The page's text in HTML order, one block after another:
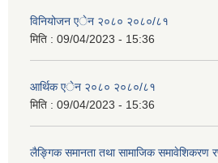
विनियोजन एेन २०८० २०८०/८१
मिति : 09/04/2023 - 15:36
आर्थिक एेन २०८० २०८०/८१
मिति : 09/04/2023 - 15:36
लैङ्गिक समानता तथा सामाजिक समावेशिकरण